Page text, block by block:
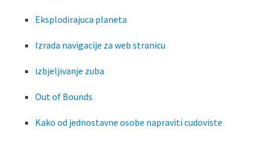
Eksplodirajuca planeta
Izrada navigacije za web stranicu
izbjeljivanje zuba
Out of Bounds
Kako od jednostavne osobe napraviti cudoviste